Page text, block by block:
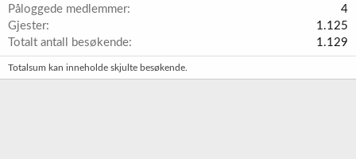
Påloggede medlemmer
4
Gjester
1.125
Totalt antall besøkende
1.129
Totalsum kan inneholde skjulte besøkende.